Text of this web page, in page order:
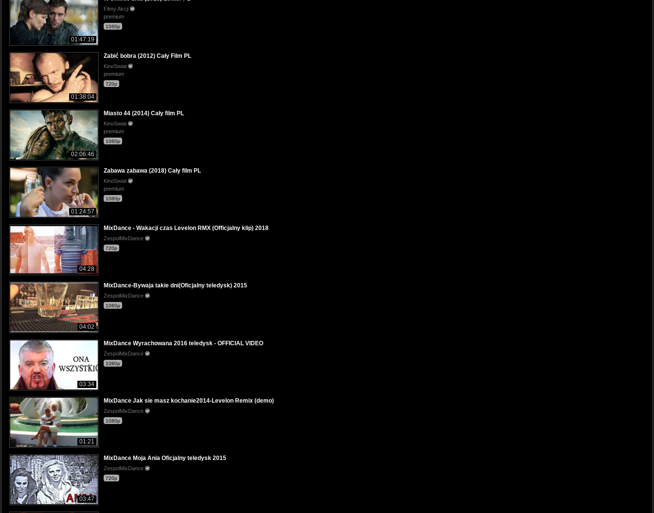
01:47:19
Filmy Akcji
premium
1080p
01:38:04
Zabić bobra (2012) Cały Film PL
KinoSwiat
premium
720p
02:06:46
Miasto 44 (2014) Cały film PL
KinoSwiat
premium
1080p
01:24:57
Zabawa zabawa (2018) Cały film PL
KinoSwiat
premium
1080p
04:28
MixDance - Wakacji czas Levelon RMX (Officjalny klip) 2018
ZespolMixDance
720p
04:02
MixDance-Bywaja takie dni(Oficjalny teledysk) 2015
ZespolMixDance
1080p
03:34
MixDance Wyrachowana 2016 teledysk - OFFICIAL VIDEO
ZespolMixDance
1080p
01:21
MixDance Jak sie masz kochanie2014-Levelon Remix (demo)
ZespolMixDance
1080p
03:47
MixDance Moja Ania Oficjalny teledysk 2015
ZespolMixDance
720p